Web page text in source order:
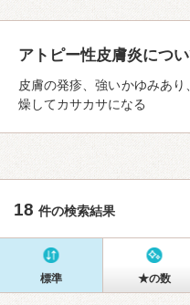
アトピー性皮膚炎につ
皮膚の発疹、強いかゆみあ
燥してカサカサになる
18 件の検索結果
標準 ★の数